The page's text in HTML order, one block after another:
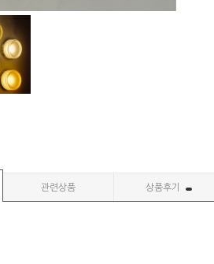
관련상품 상품후기